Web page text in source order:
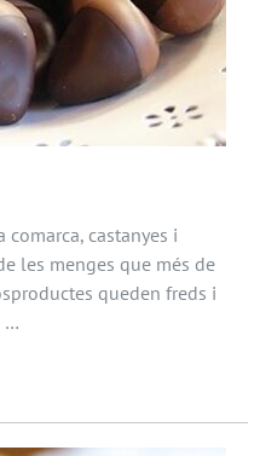
castanyes i
les menges que més de
queden freds i
…